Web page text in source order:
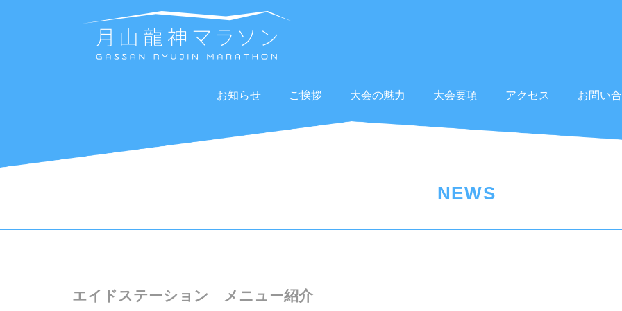
お知らせ ご挨拶 大会の魅力 大会要項 アクセス お問い
NEWS
エイドステーション メニュー紹介